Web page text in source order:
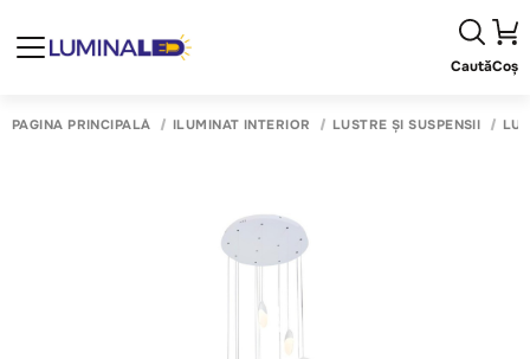
CautăCoș
PAGINA PRINCIPALĂ ILUMINAT INTERIOR LUSTRE ȘI SUSPENSII